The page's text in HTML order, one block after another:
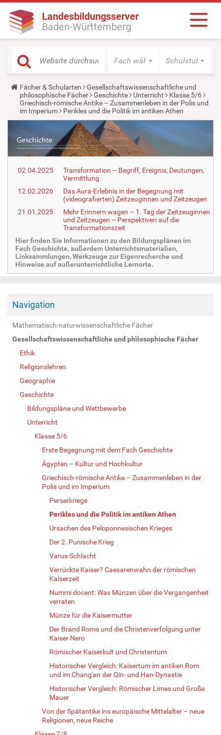
Landesbildungsserver
Baden-Württemberg
Fach wählen Schulstufe
Y
o
u
a
r
e
r
e
Fächer & Schularten
Gesellschaftswissenschaftliche und
philosophische Fächer
Geschichte Unterricht
Klasse 5/6
Griechisch-römische Antike – Zusammenleben in der Polis und
im Imperium
Perikles und die Politik im antiken Athen
02.04.2025
Transformation – Begriff, Ereignis, Deutungen,
Vermittlung
12.02.2026
Das Aura-Erlebnis in der Begegnung mit
(videografierten) Zeitzeuginnen und Zeitzeugen
21.01.2025
Mehr Erinnern wagen – 1. Tag der Zeitzeuginnen
und Zeitzeugen – Perspektiven auf die
Transformationszeit
Hier finden Sie Informationen zu den Bildungsplänen im
Fach Geschichte, außerdem Unterrichtsmaterialien,
Linksammlungen, Werkzeuge zur Eigenrecherche und
Hinweise auf außerunterrichtliche Lernorte.
Navigation
Mathematisch-naturwissenschaftliche Fächer
Gesellschaftswissenschaftliche und philosophische Fächer
Ethik
Religionslehren
Geographie
Geschichte
Bildungspläne und Wettbewerbe
Unterricht
Klasse 5/6
Erste Begegnung mit dem Fach Geschichte
Ägypten – Kultur und Hochkultur
Griechisch-römische Antike – Zusammenleben in der
Polis und im Imperium
Perserkriege
Perikles und die Politik im antiken Athen
Ursachen des Peloponnesischen Krieges
Der 2. Punische Krieg
Varus-Schlacht
Verrückte Kaiser? Caesarenwahn der römischen
Kaiserzeit
Nummi docent: Was Münzen über die Vergangenheit
verraten
Münze für die Kaisermutter
Der Brand Roms und die Christenverfolgung unter
Kaiser Nero
Römischer Kaiserkult und Christentum
Historischer Vergleich: Kaisertum im antiken Rom
und im Chang'an der Qin- und Han-Dynastie
Historischer Vergleich: Römischer Limes und Große
Mauer
Von der Spätantike ins europäische Mittelalter – neue
Religionen, neue Reiche